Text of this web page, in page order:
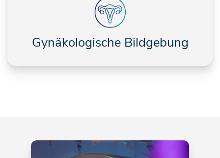
Gynäkologische Bildgebung